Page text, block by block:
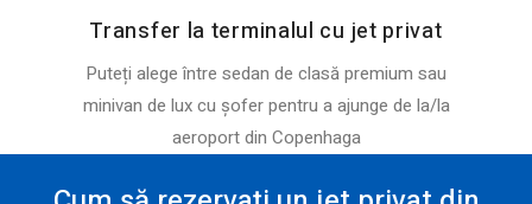
Transfer la terminalul cu jet privat
Puteți alege între sedan de clasă premium sau
minivan de lux cu șofer pentru a ajunge de la/la
aeroport din Copenhaga